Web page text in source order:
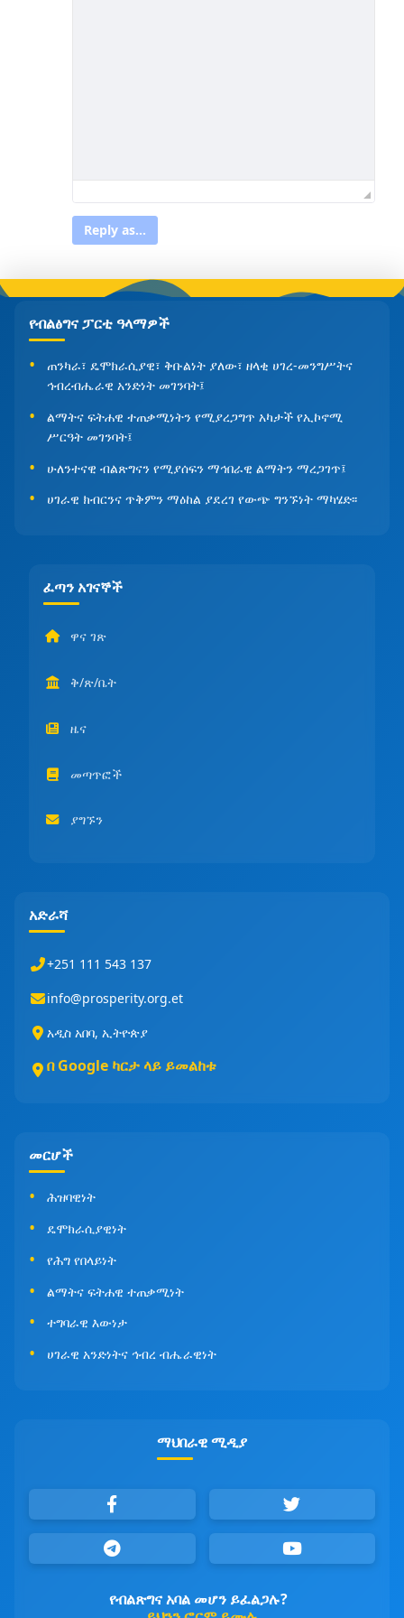
Reply as...
የብልፅግና ፓርቲ ዓላማዎች
ጠንካራ፣ ዴሞክራሲያዊ፣ ቅቡልነት ያለው፣ ዘላቂ ሀገረ-መንግሥትና
ኅብረብሔራዊ አንድነት መገንባት፤
ልማትና ፍትሐዊ ተጠቃሚነትን የሚያረጋግጥ አካታች የኢኮኖሚ
ሥርዓት መገንባት፤
ሁለንተናዊ ብልጽግናን የሚያሰፍን ማኅበራዊ ልማትን ማረጋገጥ፤
ሀገራዊ ክብርንና ጥቅምን ማዕከል ያደረገ የውጭ ግንኙነት ማካሄድ፡፡
ፈጣን አገናኞች
ዋና ገጽ
ቅ/ጽ/ቤት
ዜና
መጣጥፎች
ያግኙን
አድራሻ
+251 111 543 137
info@prosperity.org.et
አዲስ አበባ, ኢትዮጵያ
በ Google ካርታ ላይ ይመልከቱ
መርሆች
ሕዝባዊነት
ዴሞክራሲያዊነት
የሕግ የበላይነት
ልማትና ፍትሐዊ ተጠቃሚነት
ተግባራዊ እውነታ
ሀገራዊ አንድነትና ኅብረ ብሔራዊነት
ማህበራዊ ሚዲያ
የብልጽግና አባል መሆን ይፈልጋሉ?